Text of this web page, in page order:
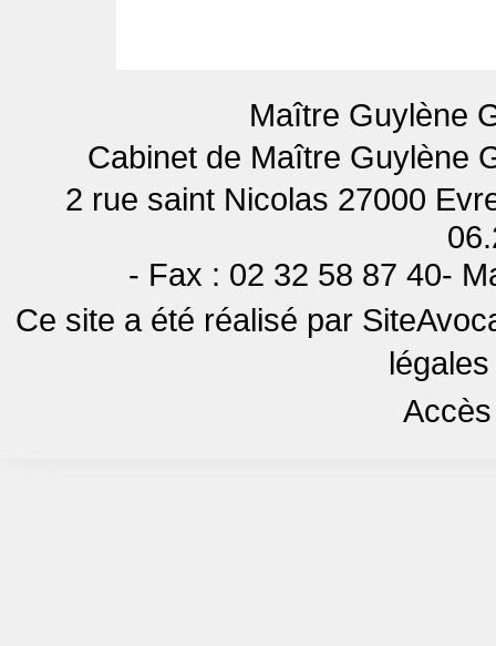
Maître Guylène
Cabinet de Maître Guylène
2 rue saint Nicolas 27000
- Fax : 02 32 58 87 40-
Ce site a été réalisé par
légales